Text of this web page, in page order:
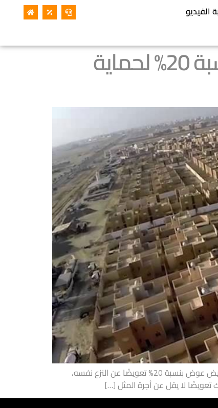
الفيديو
نظام نزع الملكية في السعودية: تعويض إضافي بنسبة 20% لحماية
عندما يُقرّ نزع الملكية من أجل المصلحة العامة، يُحسب التعويض بناءً على القيمة السوقية للعقار وقت النزع. يُضاف إلى هذا التعويض عوض بنسبة 20% تعويضًا عن النزع نفسه،
تعويضًا لا يقل عن أجرة المثل […]